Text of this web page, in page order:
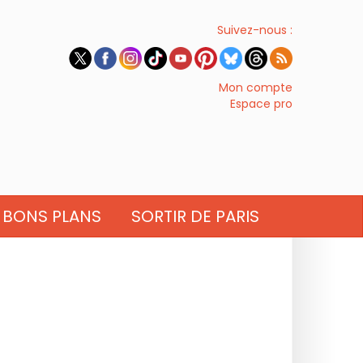
Suivez-nous :
Mon compte
Espace pro
BONS PLANS SORTIR DE PARIS